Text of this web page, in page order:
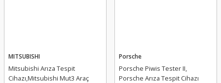
MITSUBISHI
Mitsubishi Arıza Tespit
Cihazı,Mitsubishi Mut3 Araç
Porsche
Porsche Piwis Tester II,
Porsche Arıza Tespit Cihazı